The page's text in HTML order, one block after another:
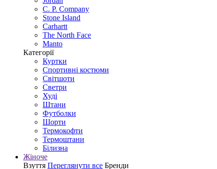
C. P. Company
Stone Island
Carhartt
The North Face
Manto
Категорії
Куртки
Спортивні костюми
Світшоти
Светри
Худі
Штани
Футболки
Шорти
Термокофти
Термоштани
Білизна
Жіноче
Взуття Переглянути все Бренди